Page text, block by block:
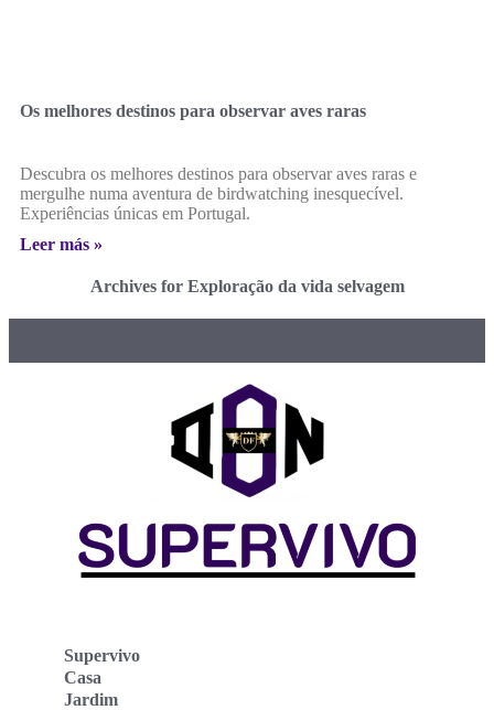
Os melhores destinos para observar aves raras
Descubra os melhores destinos para observar aves raras e
mergulhe numa aventura de birdwatching inesquecível.
Experiências únicas em Portugal.
Leer más »
Archives for Exploração da vida selvagem
Supervivo
Casa
Jardim